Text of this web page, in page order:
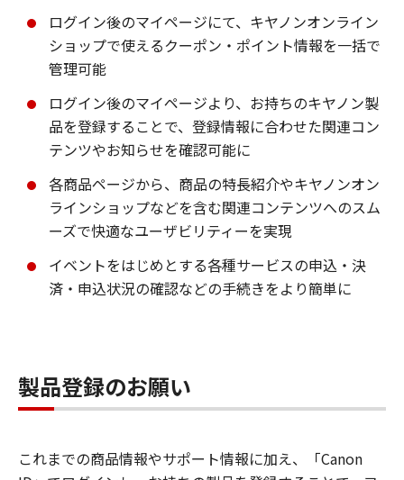
ログイン後のマイページにて、キヤノンオンライン
ショップで使えるクーポン・ポイント情報を一括で
管理可能
ログイン後のマイページより、お持ちのキヤノン製
品を登録することで、登録情報に合わせた関連コン
テンツやお知らせを確認可能に
各商品ページから、商品の特長紹介やキヤノンオン
ラインショップなどを含む関連コンテンツへのスム
ーズで快適なユーザビリティーを実現
イベントをはじめとする各種サービスの申込・決
済・申込状況の確認などの手続きをより簡単に
製品登録のお願い
これまでの商品情報やサポート情報に加え、「Canon